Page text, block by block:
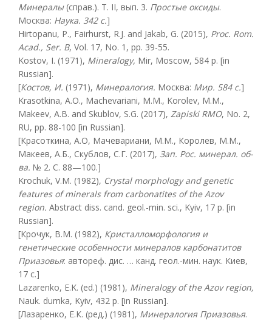
Минералы(справ.). Т. II, вып. 3. Простые оксиды.
Москва: Наука. 342 с.]
Hirtopanu, P., Fairhurst, R.J. and Jakab, G. (2015), Proc. Rom.
Acad., Ser. B, Vol. 17, No. 1, pp. 39-55.
Kostov, I. (1971), Mineralogy, Mir, Moscow, 584 p. [in
Russian].
[Костов, И. (1971), Минералогия. Москва: Мир. 584 с.]
Krasotkina, A.O., Machevariani, M.M., Korolev, M.M.,
Makeev, A.B. and Skublov, S.G. (2017), Zapiski RMO, No. 2,
RU, pp. 88-100 [in Russian].
[Красоткина, А.О, Мачевариани, М.М., Королев, М.М.,
Макеев, А.Б., Скублов, С.Г. (2017), Зап. Рос. минерал. об-
ва. № 2. С. 88—100.]
Krochuk, V.M. (1982), Crystal morphology and genetic
features of minerals from carbonatites of the Azov
region. Abstract diss. cand. geol.-min. sci., Kyiv, 17 p. [in
Russian].
[Крочук, В.М. (1982), Кристалломорфология и
генетические особенности минералов карбонатитов
Приазовья: автореф. дис. … канд. геол.-мин. наук. Киев,
17 с.]
Lazarenko, E.K. (ed.) (1981), Mineralogy of the Azov region,
Nauk. dumka, Kyiv, 432 p. [in Russian].
[Лазаренко, Е.К. (ред.) (1981), Минералогия Приазовья.